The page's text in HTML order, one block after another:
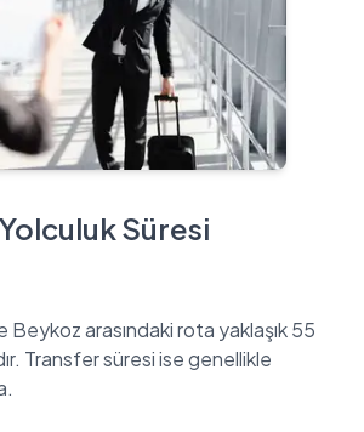
Süresi
Beykoz arasındaki rota yaklaşık 55
Transfer süresi ise genellikle